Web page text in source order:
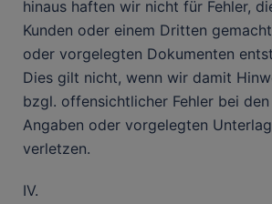
hinaus haften wir nicht für Fehler,
Kunden oder einem Dritten
oder vorgelegten Dokumenten
Dies gilt nicht, wenn wir damit
bzgl. offensichtlicher Fehler bei
Angaben oder vorgelegten
verletzen.
IV.